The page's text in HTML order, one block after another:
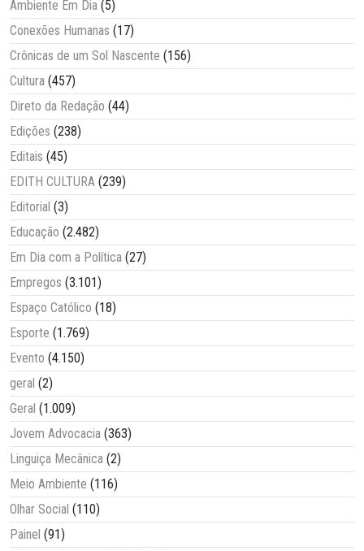
Ambiente Em Dia (5)
Conexões Humanas (17)
Crônicas de um Sol Nascente (156)
Cultura (457)
Direto da Redação (44)
Edições (238)
Editais (45)
EDITH CULTURA (239)
Editorial (3)
Educação (2.482)
Em Dia com a Política (27)
Empregos (3.101)
Espaço Católico (18)
Esporte (1.769)
Evento (4.150)
geral (2)
Geral (1.009)
Jovem Advocacia (363)
Linguiça Mecânica (2)
Meio Ambiente (116)
Olhar Social (110)
Painel (91)